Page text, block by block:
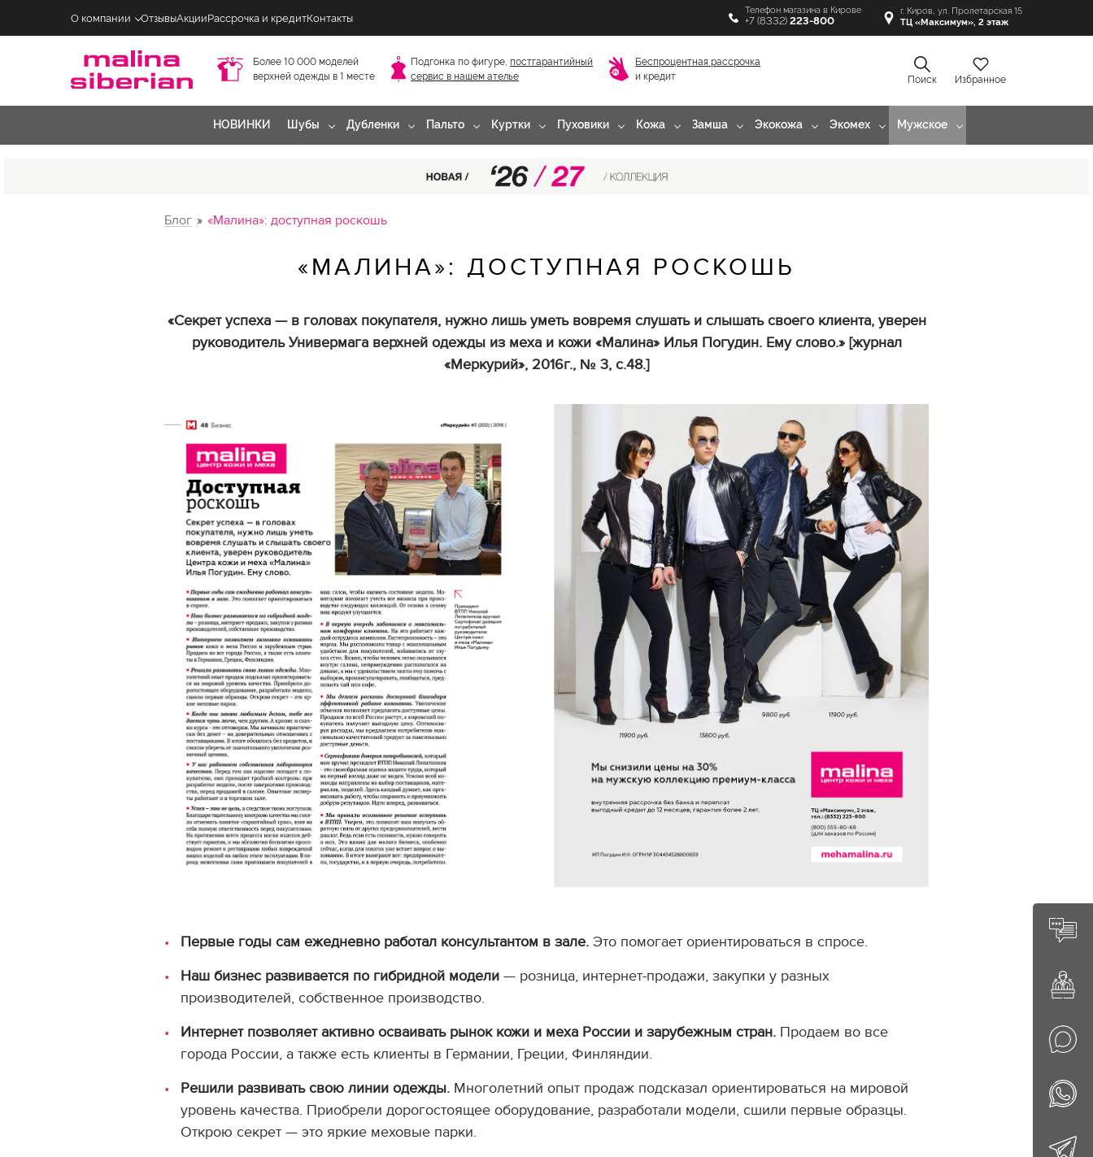
О компании ОтзывыАкцииРассрочка и кредитКонтакты
Телефон магазина в Кирове
+7 (8332) 223-800
г. Киров, ул. Пролетарская 15
ТЦ «Максимум», 2 этаж
Более 10 000 моделей
верхней одежды в 1 месте
Подгонка по фигуре, постгарантийный
сервис в нашем ателье
Беспроцентная рассрочка
и кредит
Поиск Избранное
НОВИНКИ Шубы Дубленки Пальто Куртки Пуховики Кожа Замша Экокожа Экомех Мужское
Блог » «Малина»: доступная роскошь
«МАЛИНА»: ДОСТУПНАЯ РОСКОШЬ
«Секрет успеха — в головах покупателя, нужно лишь уметь вовремя слушать и слышать своего клиента, уверен
руководитель Универмага верхней одежды из меха и кожи «Малина» Илья Погудин. Ему слово.» [журнал
«Меркурий», 2016г., № 3, с.48.]
Первые годы сам ежедневно работал консультантом в зале. Это помогает ориентироваться в спросе.
Наш бизнес развивается по гибридной модели — розница, интернет-продажи, закупки у разных
производителей, собственное производство.
Интернет позволяет активно осваивать рынок кожи и меха России и зарубежным стран. Продаем во все
города России, а также есть клиенты в Германии, Греции, Финляндии.
Решили развивать свою линии одежды. Многолетний опыт продаж подсказал ориентироваться на мировой
уровень качества. Приобрели дорогостоящее оборудование, разработали модели, сшили первые образцы.
Открою секрет — это яркие меховые парки.